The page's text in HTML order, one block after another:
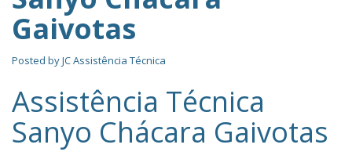
Gaivotas
Posted byJC Assistência Técnica
Assistência Técnica
Sanyo Chácara Gaivotas